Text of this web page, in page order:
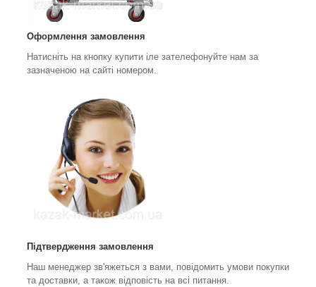
Оформлення замовлення
Натисніть на кнопку купити іле зателефонуйте нам за
зазначеною на сайті номером.
Підтвердження замовлення
Наш менеджер зв'яжеться з вами, повідомить умови покупки
та доставки, а також відповість на всі питання.